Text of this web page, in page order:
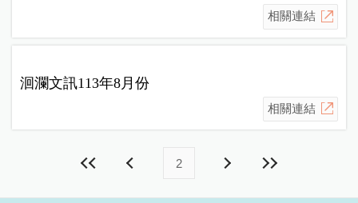
相關連結
洄瀾文訊113年8月份
相關連結
2